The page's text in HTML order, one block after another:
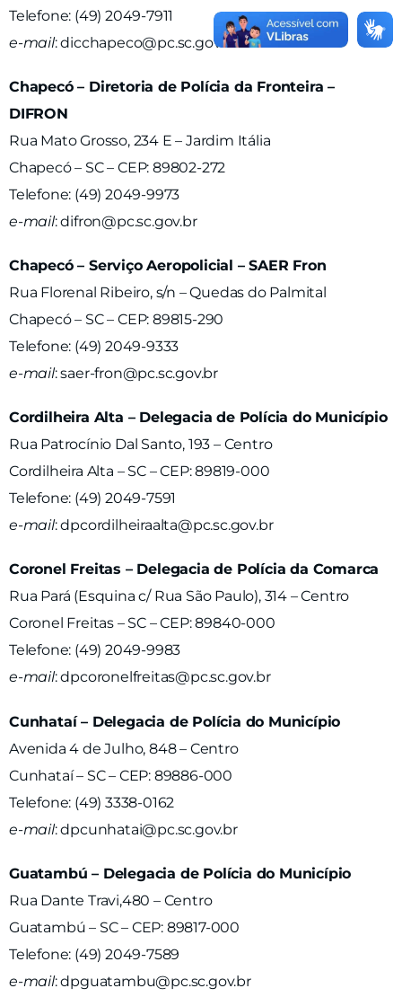
Telefone: (49) 2049-7911
e-mail:dicchapeco@pc.sc.gov.br
Chapecó – Diretoria de Polícia da Fronteira –
DIFRON
Rua Mato Grosso, 234 E – Jardim Itália
Chapecó – SC – CEP: 89802-272
Telefone: (49) 2049-9973
e-mail:difron@pc.sc.gov.br
Chapecó – Serviço Aeropolicial – SAER Fron
Rua Florenal Ribeiro, s/n – Quedas do Palmital
Chapecó – SC – CEP: 89815-290
Telefone: (49) 2049-9333
e-mail:saer-fron@pc.sc.gov.br
Cordilheira Alta – Delegacia de Polícia do Município
Rua Patrocínio Dal Santo, 193 – Centro
Cordilheira Alta – SC – CEP: 89819-000
Telefone: (49) 2049-7591
e-mail:dpcordilheiraalta@pc.sc.gov.br
Coronel Freitas – Delegacia de Polícia da Comarca
Rua Pará (Esquina c/ Rua São Paulo), 314 – Centro
Coronel Freitas – SC – CEP: 89840-000
Telefone: (49) 2049-9983
e-mail:dpcoronelfreitas@pc.sc.gov.br
Cunhataí – Delegacia de Polícia do Município
Avenida 4 de Julho, 848 – Centro
Cunhataí – SC – CEP: 89886-000
Telefone: (49) 3338-0162
e-mail:dpcunhatai@pc.sc.gov.br
Guatambú – Delegacia de Polícia do Município
Rua Dante Travi,480 – Centro
Guatambú – SC – CEP: 89817-000
Telefone: (49) 2049-7589
e-mail:dpguatambu@pc.sc.gov.br